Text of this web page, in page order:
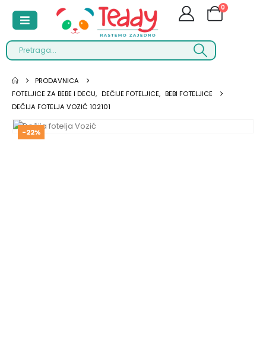
0
PRODAVNICA
FOTELJICE ZA BEBE I DECU, DEČIJE FOTELJICE, BEBI FOTELJICE
DEČIJA FOTELJA VOZIĆ 102101
-22%